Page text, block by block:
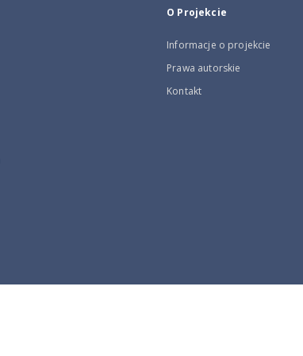
O Projekcie
Informacje o projekcie
Prawa autorskie
Kontakt